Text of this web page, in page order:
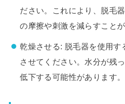
ださい。これにより、脱毛
の摩擦や刺激を減らすことが
乾燥させる: 脱毛器を使用す
させてください。水分が残
低下する可能性があります。